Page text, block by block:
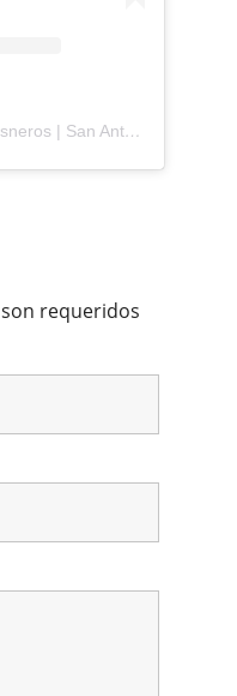
A post shared by Brenda Cisneros | San Antonio Content Creator (@mejorandomihogar)
son requeridos